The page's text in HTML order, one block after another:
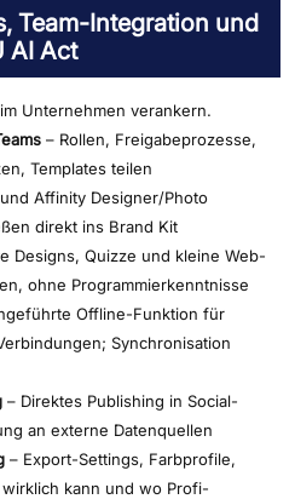
Team-Integration und
AI Act
Unternehmen verankern.
– Rollen, Freigabeprozesse,
Templates teilen
Affinity Designer/Photo
direkt ins Brand Kit
Designs, Quizze und kleine Web-
ohne Programmierkenntnisse
Offline-Funktion für
Synchronisation
– Direktes Publishing in Social-
an externe Datenquellen
– Export-Settings, Farbprofile,
kann und wo Profi-